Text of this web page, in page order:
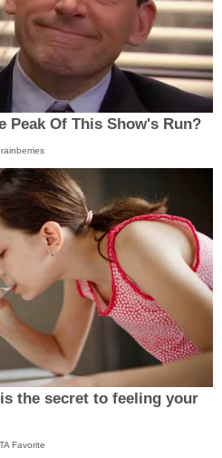
Peak Of This Show's Run?
the secret to feeling your
Favorite